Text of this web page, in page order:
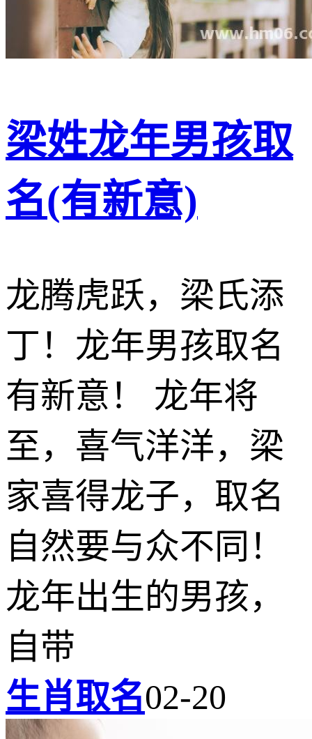
梁姓龙年男孩取
名(有新意)
龙腾虎跃，梁氏添
丁！龙年男孩取名
有新意！ 龙年将
至，喜气洋洋，梁
家喜得龙子，取名
自然要与众不同！
龙年出生的男孩，
自带
生肖取名02-20